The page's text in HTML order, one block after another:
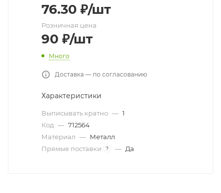
76.30 ₽/шт
Розничная цена
90 ₽/шт
Много
Доставка — по согласованию
Характеристики
Выписывать кратно — 1
Код — 712564
Материал — Металл
Прямые поставки
? — Да